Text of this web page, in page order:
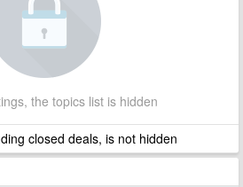
the topics list is hidden
closed deals, is not hidden